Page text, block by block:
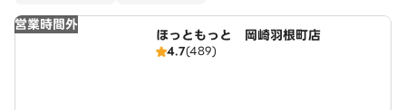
営業時間外
ほっともっと 岡崎羽根町店
4.7(489)